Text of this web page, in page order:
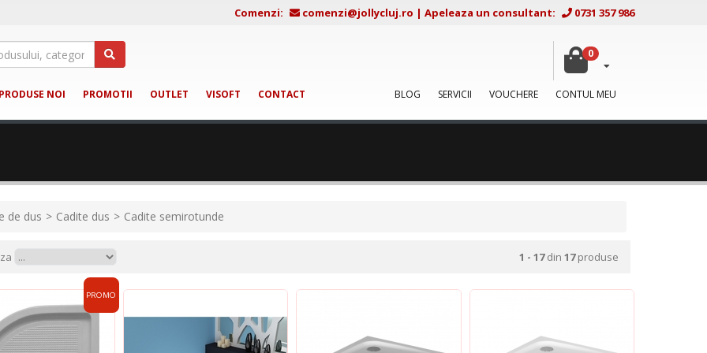
Comenzi: comenzi@jollycluj.ro | Apeleaza un consultant: 0731 357 986
0
NOI PROMOTII OUTLET VISOFT CONTACT BLOG SERVICII VOUCHERE CONTUL MEU
de dus Cadite dus Cadite semirotunde
1 - 17din 17produse
PROMO